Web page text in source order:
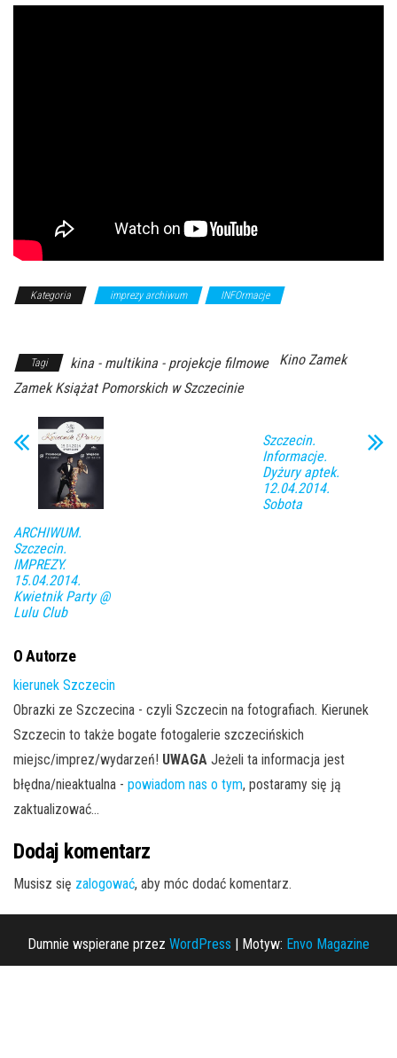
Kategoria imprezy archiwum INFOrmacje
Tagi kina - multikina - projekcje filmowe
Kino Zamek
Zamek Książat Pomorskich w Szczecinie
ARCHIWUM.
Szczecin.
IMPREZY.
15.04.2014.
Kwietnik Party @
Lulu Club
Szczecin.
Informacje.
Dyżury aptek.
12.04.2014.
Sobota
O Autorze
kierunek Szczecin
Obrazki ze Szczecina - czyli Szczecin na fotografiach. Kierunek
Szczecin to także bogate fotogalerie szczecińskich
miejsc/imprez/wydarzeń! UWAGA Jeżeli ta informacja jest
błędna/nieaktualna - powiadom nas o tym, postaramy się ją
zaktualizować...
Dodaj komentarz
Musisz się zalogować, aby móc dodać komentarz.
Dumnie wspierane przez WordPress Motyw: Envo Magazine